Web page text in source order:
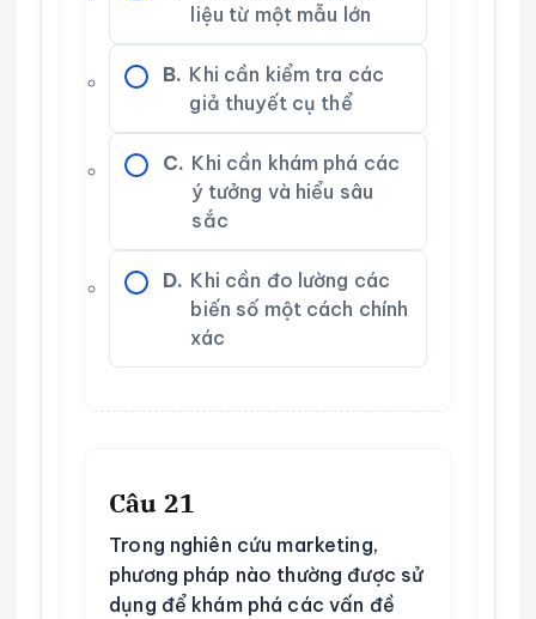
liệu từ một mẫu lớn
B. Khi cần kiểm tra các
giả thuyết cụ thể
C. Khi cần khám phá các
ý tưởng và hiểu sâu
sắc
D. Khi cần đo lường các
biến số một cách chính
xác
Câu 21
Trong nghiên cứu marketing,
phương pháp nào thường được sử
dụng để khám phá các vấn đề